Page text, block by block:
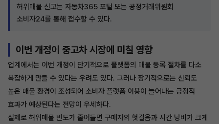
허위매물 신고는 자동차365 포털 또는 공정거래위원회
소비자24를 통해 접수할 수 있다.
이번 개정이 중고차 시장에 미칠 영향
업계에서는 이번 개정이 단기적으로 플랫폼의 매물 등록 절차를 다소
복잡하게 만들 수 있다는 우려도 있다. 그러나 장기적으로는 신뢰도
높은 매물 환경이 조성되어 소비자 플랫폼 이용이 늘어나는 긍정적
효과가 예상된다는 전망이 우세하다.
실제로 허위매물 빈도가 줄어들면 구매자의 헛걸음과 시간 낭비가 크게